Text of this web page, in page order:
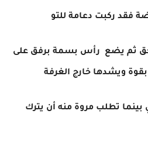
فقد ركبت دعامة للتو
ثم يضع رأس بسمة برفق على
ويشدها خارج الغرفة
تطلب مروة منه أن يترك